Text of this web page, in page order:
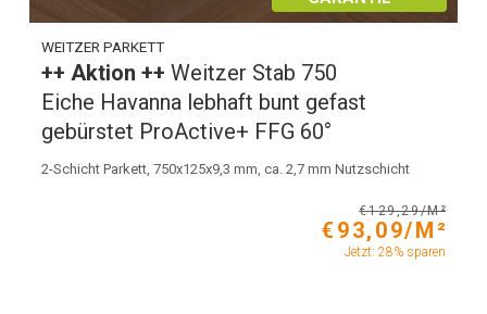
WEITZER PARKETT
++ Aktion ++Weitzer Stab 750
Eiche Havanna lebhaft bunt gefast
gebürstet ProActive+ FFG 60°
2-Schicht Parkett, 750x125x9,3 mm, ca. 2,7 mm Nutzschicht
€129,29/M²
€93,09/M²
Jetzt: 28% sparen